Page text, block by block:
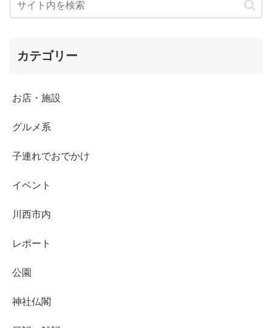
カテゴリー
お店・施設
グルメ系
子連れでおでかけ
イベント
川西市内
レポート
公園
神社仏閣